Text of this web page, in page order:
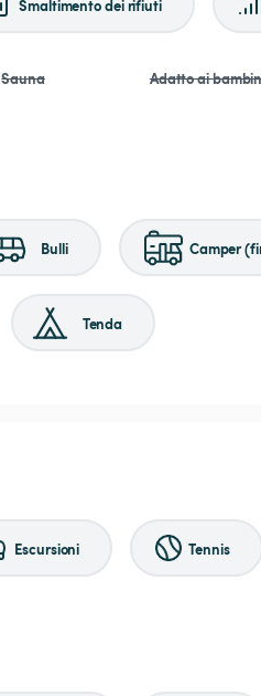
Smaltimento dei rifiuti
Sauna Adatto ai
Bulli Camper
Tenda
Escursioni Tennis